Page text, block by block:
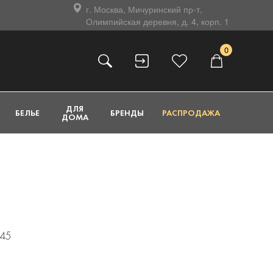
г. Москва, Мичуринский пр-т,
Олимпийская деревня, д. 4, корп. 1
0
БЕЛЬЕ ДЛЯ
ДОМА БРЕНДЫ РАСПРОДАЖА